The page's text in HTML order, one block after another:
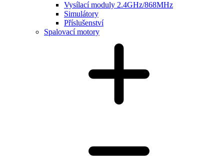
Vysílací moduly 2.4GHz/868MHz
Simulátory
Příslušenství
Spalovací motory